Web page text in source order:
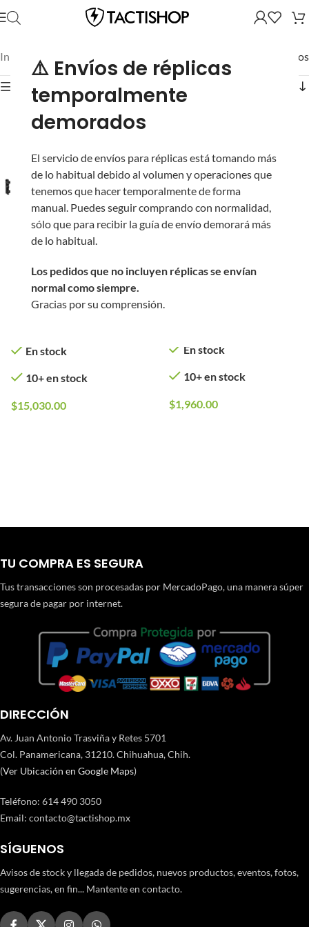
⚠️ Envíos de réplicas
temporalmente
demorados
El servicio de envíos para réplicas está tomando más
de lo habitual debido al volumen y operaciones que
tenemos que hacer temporalmente de forma
manual. Puedes seguir comprando con normalidad,
sólo que para recibir la guía de envío demorará más
de lo habitual.
Los pedidos que no incluyen réplicas se envían
normal como siempre.
Gracias por su comprensión.
Inicio Novritsch LMGs Mostrando los 2 resultados
Mostrar filtros
Ametralladora
Novritsch SSR249 para
Airsoft (Versión: 1.4-1.6
En stock
10+ en stock
$15,030.00
Cargador de 2,000 BBs
En stock
10+ en stock
$1,960.00
TU COMPRA ES SEGURA
Tus transacciones son procesadas por MercadoPago, una manera súper
segura de pagar por internet.
DIRECCIÓN
Av. Juan Antonio Trasviña y Retes 5701
Col. Panamericana, 31210. Chihuahua, Chih.
(Ver Ubicación en Google Maps)
Teléfono: 614 490 3050
Email: contacto@tactishop.mx
SÍGUENOS
Avisos de stock y llegada de pedidos, nuevos productos, eventos, fotos,
sugerencias, en fin... Mantente en contacto.